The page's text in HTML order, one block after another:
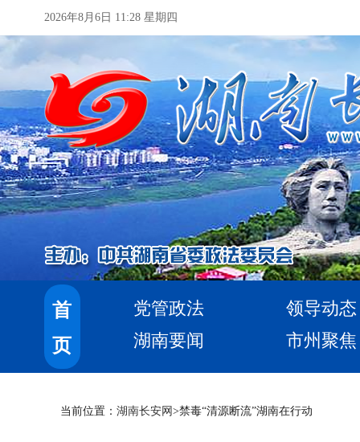
2026年8月6日 11:28 星期四
首
页
党管政法
领导动态
湖南要闻
市州聚焦
当前位置： 湖南长安网 >禁毒“清源断流”湖南在行动